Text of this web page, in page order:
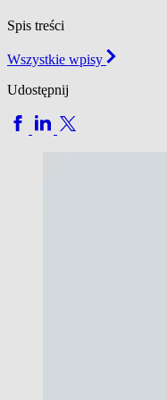
Spis treści
Wszystkie wpisy
Udostępnij